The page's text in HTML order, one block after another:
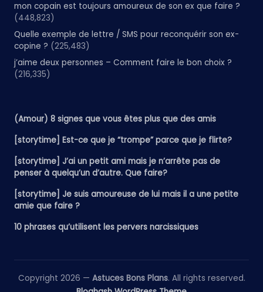
mon copain est toujours amoureux de son ex que faire ?
(448,823)
Quelle exemple de lettre / SMS pour reconquérir son ex-
copine ? (225,483)
j’aime deux personnes – Comment faire le bon choix ?
(216,335)
(Amour) 8 signes que vous êtes plus que des amis
[storytime] Est-ce que je “trompe” parce que je flirte?
[storytime] J’ai un petit ami mais je n’arrête pas de
penser à quelqu’un d’autre. Que faire?
[storytime] Je suis amoureuse de lui mais il a une petite
amie que faire ?
10 phrases qu’utilisent les pervers narcissiques
Copyright 2026 — Astuces Bons Plans. All rights reserved.